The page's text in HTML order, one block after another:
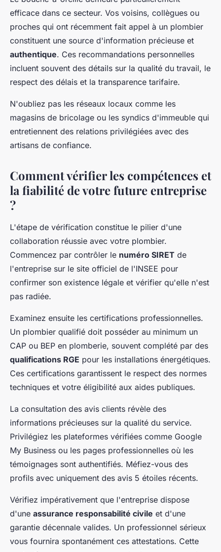
efficace dans ce secteur. Vos voisins, collègues ou
proches qui ont récemment fait appel à un plombier
constituent une source d'information précieuse et
authentique. Ces recommandations personnelles
incluent souvent des détails sur la qualité du travail, le
respect des délais et la transparence tarifaire.
N'oubliez pas les réseaux locaux comme les
magasins de bricolage ou les syndics d'immeuble qui
entretiennent des relations privilégiées avec des
artisans de confiance.
Comment vérifier les compétences et
la fiabilité de votre future entreprise
?
L'étape de vérification constitue le pilier d'une
collaboration réussie avec votre plombier.
Commencez par contrôler le numéro SIRET de
l'entreprise sur le site officiel de l'INSEE pour
confirmer son existence légale et vérifier qu'elle n'est
pas radiée.
Examinez ensuite les certifications professionnelles.
Un plombier qualifié doit posséder au minimum un
CAP ou BEP en plomberie, souvent complété par des
qualifications RGE pour les installations énergétiques.
Ces certifications garantissent le respect des normes
techniques et votre éligibilité aux aides publiques.
La consultation des avis clients révèle des
informations précieuses sur la qualité du service.
Privilégiez les plateformes vérifiées comme Google
My Business ou les pages professionnelles où les
témoignages sont authentifiés. Méfiez-vous des
profils avec uniquement des avis 5 étoiles récents.
Vérifiez impérativement que l'entreprise dispose
d'une assurance responsabilité civile et d'une
garantie décennale valides. Un professionnel sérieux
vous fournira spontanément ces attestations. Cette